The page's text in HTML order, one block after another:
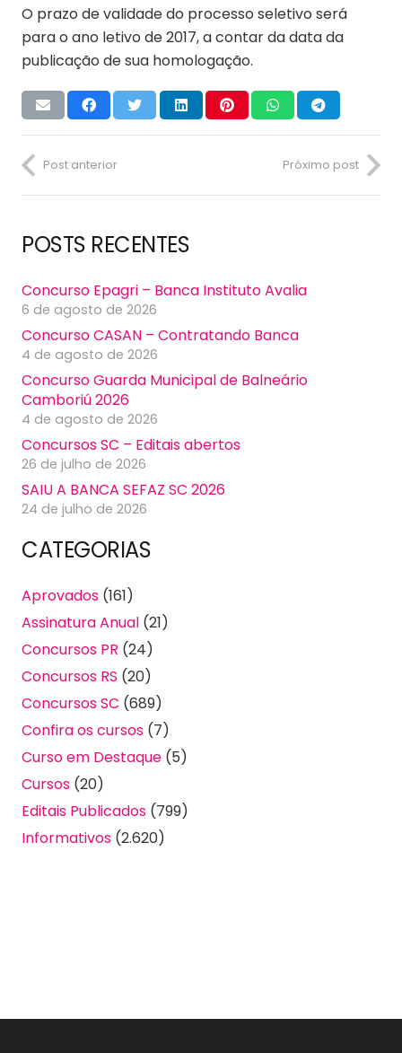
O prazo de validade do processo seletivo será
para o ano letivo de 2017, a contar da data da
publicação de sua homologação.
Post anterior Próximo post
POSTS RECENTES
Concurso Epagri – Banca Instituto Avalia
6 de agosto de 2026
Concurso CASAN – Contratando Banca
4 de agosto de 2026
Concurso Guarda Municipal de Balneário
Camboriú 2026
4 de agosto de 2026
Concursos SC – Editais abertos
26 de julho de 2026
SAIU A BANCA SEFAZ SC 2026
24 de julho de 2026
CATEGORIAS
Aprovados (161)
Assinatura Anual (21)
Concursos PR (24)
Concursos RS (20)
Concursos SC (689)
Confira os cursos (7)
Curso em Destaque (5)
Cursos (20)
Editais Publicados (799)
Informativos (2.620)